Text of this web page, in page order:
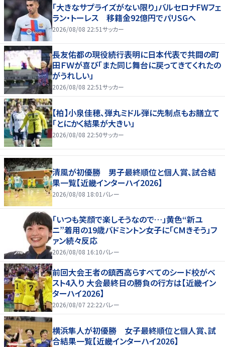
「大きなサプライズがない限り」バルセロナFWフェ
ラン・トーレス 移籍金92億円でパリSGへ
2026/08/08 22:51サッカー
長友佑都の現役続行表明に日本代表で共闘の町
田ＦＷが喜び「また同じ舞台に戻ってきてくれたの
がうれしい」
2026/08/08 22:51サッカー
【柏】小泉佳穂、弾丸ミドル弾に先制点もお膳立て
「とにかく結果が大きい」
2026/08/08 22:50サッカー
清風が初優勝 男子最終順位と個人賞、試合結
果一覧【近畿インターハイ2026】
2026/08/08 18:01 バレー
「いつも笑顔で楽しそうなので…」黄色“新ユ
ニ”着用の19歳バドミントン女子に「CMきそう」フ
ァン続々反応
2026/08/08 16:10バレー
前回大会王者の鎮西高らすべてのシード校がベ
スト4入り 大会最終日の勝負の行方は【近畿イン
ターハイ2026】
2026/08/07 22:22バレー
横浜隼人が初優勝 女子最終順位と個人賞、試
合結果一覧【近畿インターハイ2026】